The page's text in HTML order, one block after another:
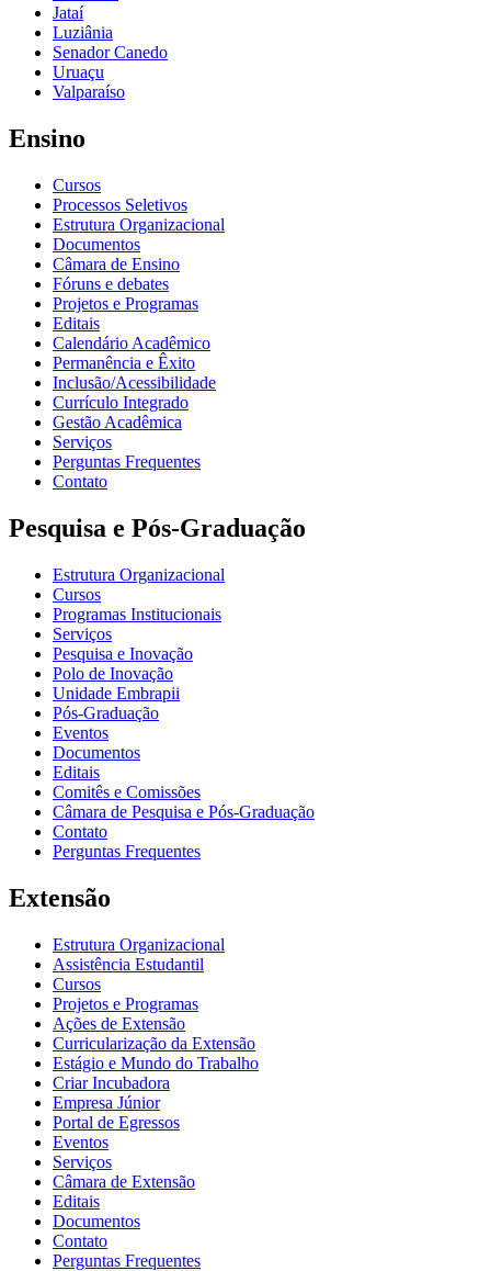
Jataí
Luziânia
Senador Canedo
Uruaçu
Valparaíso
Ensino
Cursos
Processos Seletivos
Estrutura Organizacional
Documentos
Câmara de Ensino
Fóruns e debates
Projetos e Programas
Editais
Calendário Acadêmico
Permanência e Êxito
Inclusão/Acessibilidade
Currículo Integrado
Gestão Acadêmica
Serviços
Perguntas Frequentes
Contato
Pesquisa e Pós-Graduação
Estrutura Organizacional
Cursos
Programas Institucionais
Serviços
Pesquisa e Inovação
Polo de Inovação
Unidade Embrapii
Pós-Graduação
Eventos
Documentos
Editais
Comitês e Comissões
Câmara de Pesquisa e Pós-Graduação
Contato
Perguntas Frequentes
Extensão
Estrutura Organizacional
Assistência Estudantil
Cursos
Projetos e Programas
Ações de Extensão
Curricularização da Extensão
Estágio e Mundo do Trabalho
Criar Incubadora
Empresa Júnior
Portal de Egressos
Eventos
Serviços
Câmara de Extensão
Editais
Documentos
Contato
Perguntas Frequentes